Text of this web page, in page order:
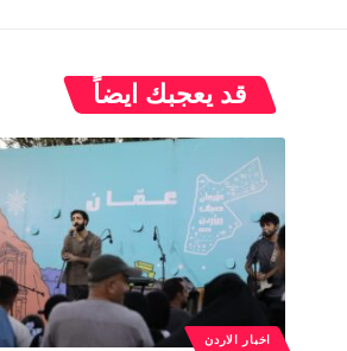
قد يعجبك ايضاً
اخبار الاردن